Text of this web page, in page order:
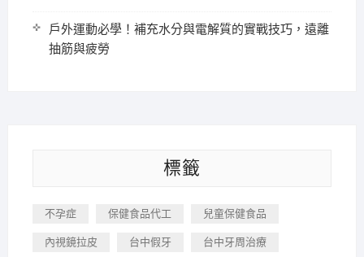
戶外運動必學！補充水分與電解質的實戰技巧，遠離
抽筋與疲勞
標籤
不孕症 保健食品代工 兒童保健食品
內視鏡拉皮 台中假牙 台中牙周治療